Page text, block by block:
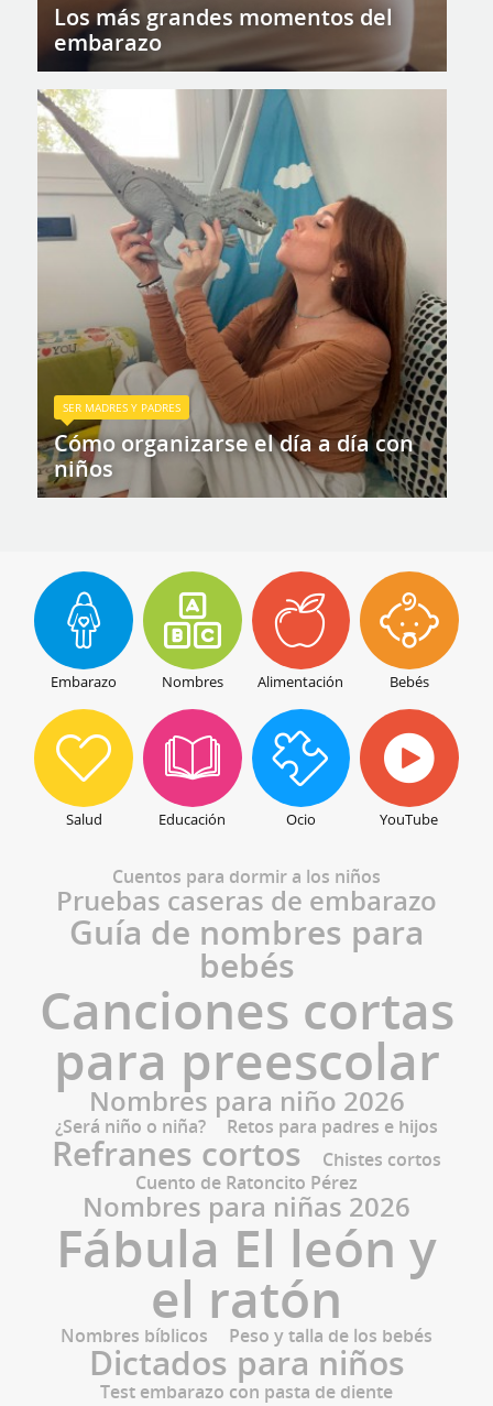
Los más grandes momentos del
embarazo
SER MADRES Y PADRES
Cómo organizarse el día a día con
niños
Embarazo Nombres Alimentación Bebés
Salud Educación Ocio YouTube
Cuentos para dormir a los niños
Pruebas caseras de embarazo
Guía de nombres para
bebés
Canciones cortas
para preescolar
Nombres para niño 2026
¿Será niño o niña? Retos para padres e hijos
Refranes cortos
Chistes cortos
Cuento de Ratoncito Pérez
Nombres para niñas 2026
Fábula El león y
el ratón
Nombres bíblicos Peso y talla de los bebés
Dictados para niños
Test embarazo con pasta de diente